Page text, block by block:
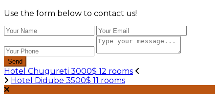
Use the form below to contact us!
Send
Hotel Chugureti 3000$ 12 rooms
Hotel Didube 3500$ 11 rooms